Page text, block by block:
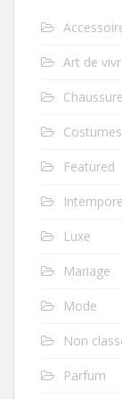
Art de
Featured
Luxe
Mariage
Mode
Non
Parfum